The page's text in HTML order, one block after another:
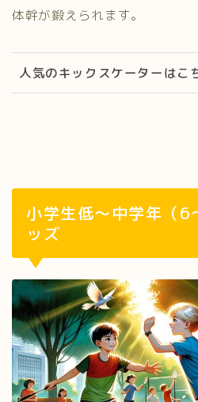
体幹が鍛えられます。
人気のキックスケーターはこ
小学生低～中学年（
ッズ